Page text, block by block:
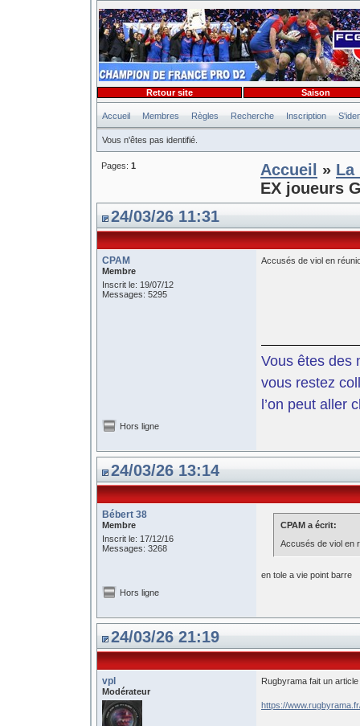
Accueil Membres Règles Recherche Inscription
Vous n'êtes pas identifié.
Retour site Saison
Pages: 1 Accueil » La
EX joueurs
24/03/26 11:31
CPAM
Membre
Inscrit le: 19/07/12
Messages: 5295
Accusés de viol en
Vous êtes des
vous restez
l’on peut aller
Hors ligne
24/03/26 13:14
Bébert 38
Membre
Inscrit le: 17/12/16
Messages: 3268
CPAM a écrit:
Accusés de viol en
en tole a vie point barre
Hors ligne
24/03/26 21:19
vpl
Modérateur
Rugbyrama fait un
https://